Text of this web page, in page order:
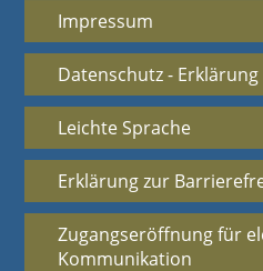
Impressum
Datenschutz - Erklärung
Leichte Sprache
Erklärung zur
Zugangseröffnung für
Kommunikation